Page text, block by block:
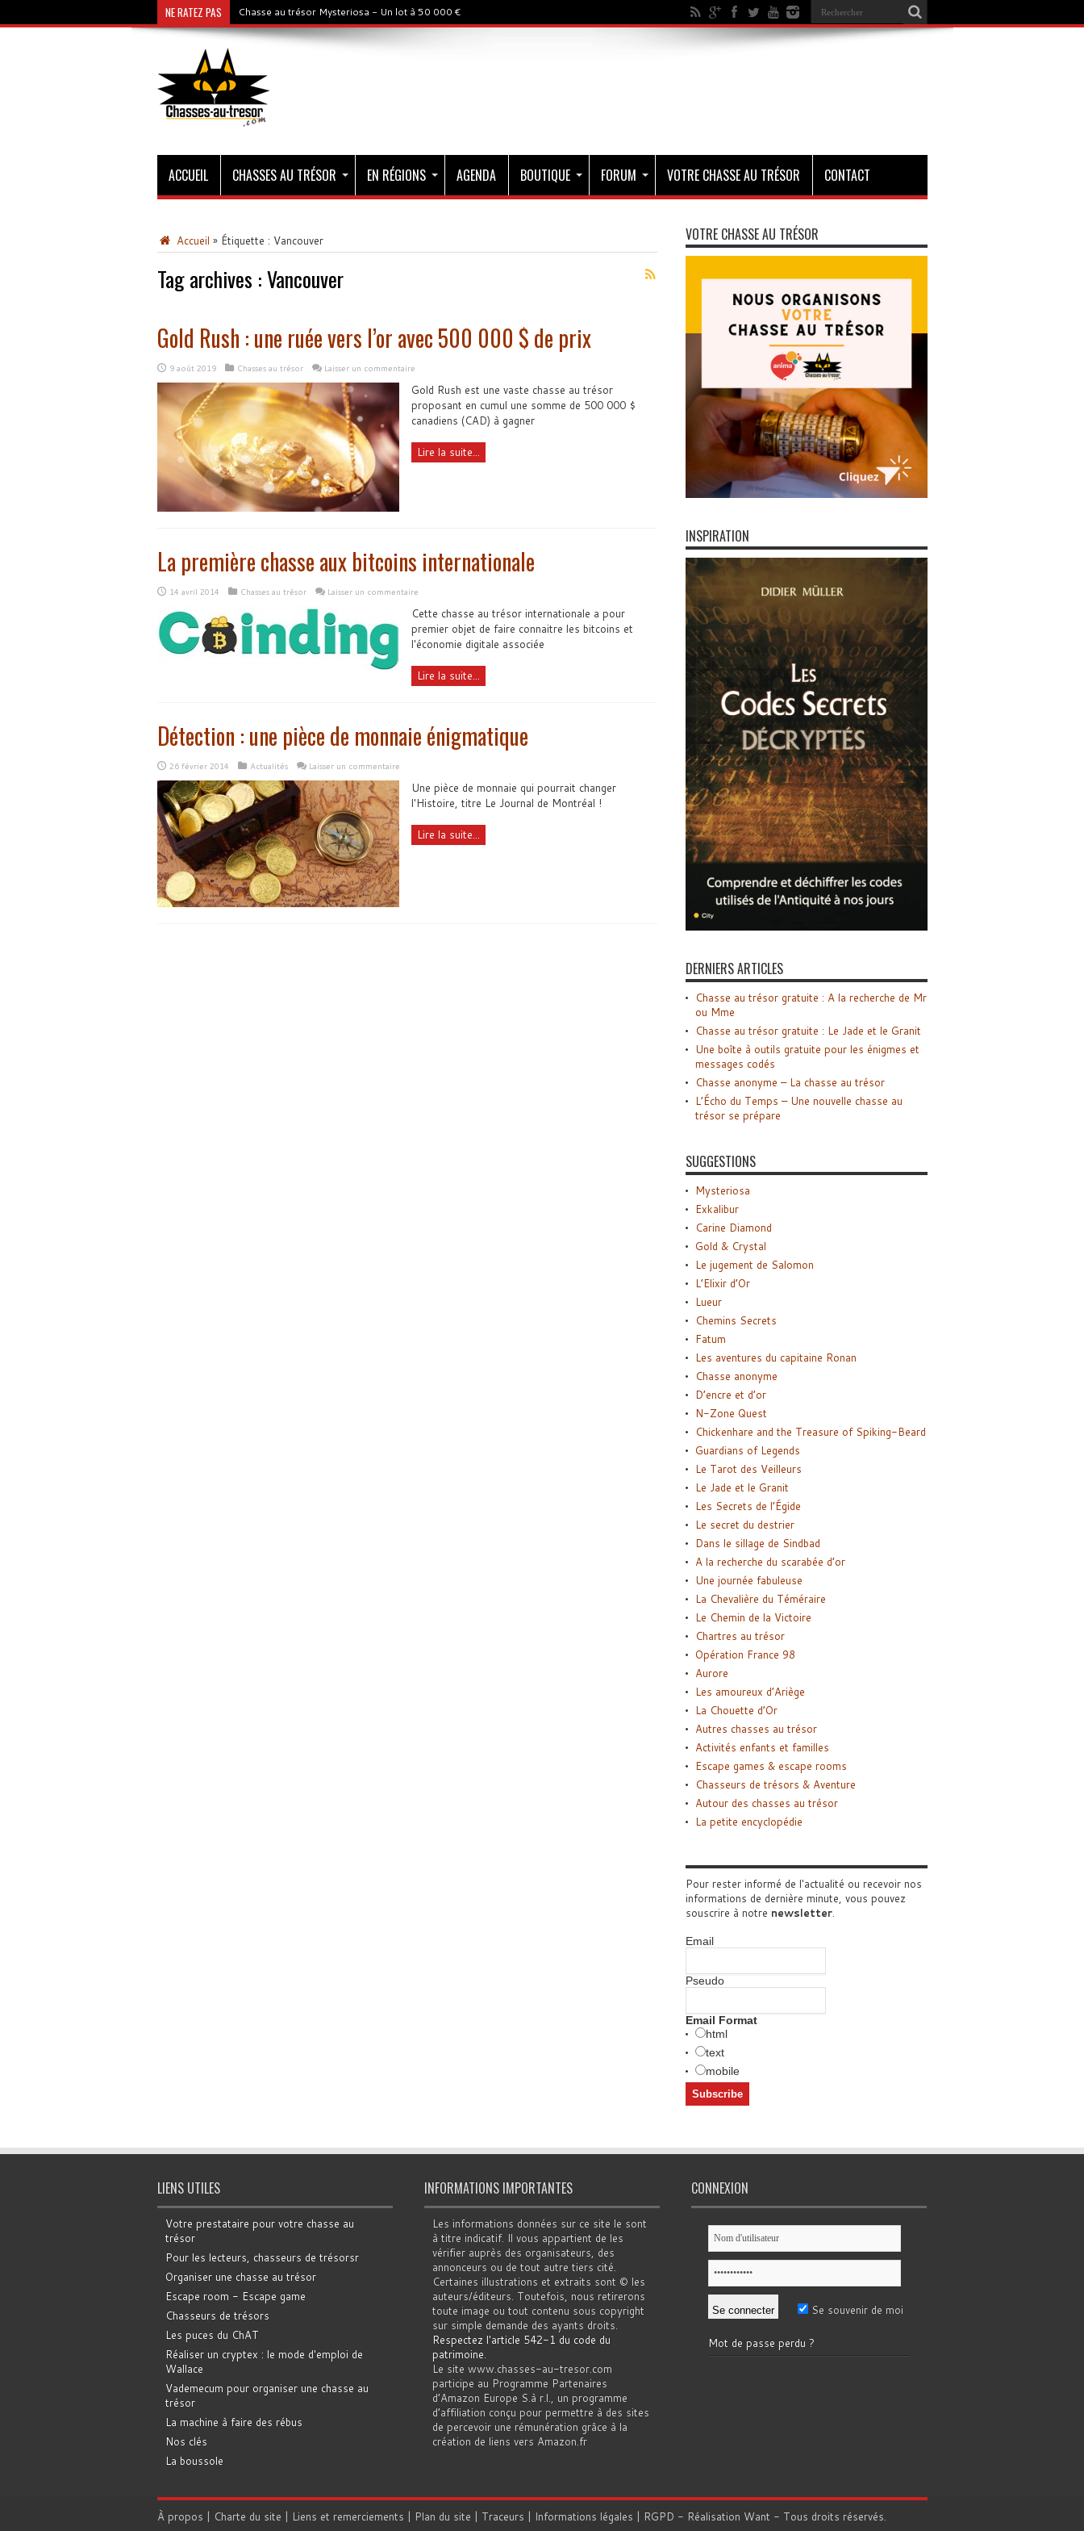
NE RATEZ PAS Chasse au trésor Mysteriosa - Un lot à 50 000 €
ACCUEIL CHASSES AU TRÉSOR EN RÉGIONS AGENDA BOUTIQUE FORUM VOTRE CHASSE AU TRÉSOR CONTACT
Accueil » Étiquette : Vancouver
Tag archives :Vancouver
Gold Rush : une ruée vers l’or avec 500 000 $ de prix
9 août 2019 Chasses au trésor Laisser un commentaire
Gold Rush est une vaste chasse au trésor
proposant en cumul une somme de 500 000 $
canadiens (CAD) à gagner
Lire la suite...
La première chasse aux bitcoins internationale
14 avril 2014 Chasses au trésor Laisser un commentaire
Cette chasse au trésor internationale a pour
premier objet de faire connaitre les bitcoins et
l'économie digitale associée
Lire la suite...
Détection : une pièce de monnaie énigmatique
26 février 2014 Actualités Laisser un commentaire
Une pièce de monnaie qui pourrait changer
l'Histoire, titre Le Journal de Montréal !
Lire la suite...
VOTRE CHASSE AU TRÉSOR
INSPIRATION
DERNIERS ARTICLES
Chasse au trésor gratuite : A la recherche de Mr
ou Mme
Chasse au trésor gratuite : Le Jade et le Granit
Une boîte à outils gratuite pour les énigmes et
messages codés
Chasse anonyme – La chasse au trésor
L’Écho du Temps – Une nouvelle chasse au
trésor se prépare
SUGGESTIONS
Mysteriosa
Exkalibur
Carine Diamond
Gold & Crystal
Le jugement de Salomon
L’Elixir d’Or
Lueur
Chemins Secrets
Fatum
Les aventures du capitaine Ronan
Chasse anonyme
D’encre et d’or
N-Zone Quest
Chickenhare and the Treasure of Spiking-Beard
Guardians of Legends
Le Tarot des Veilleurs
Le Jade et le Granit
Les Secrets de l’Égide
Le secret du destrier
Dans le sillage de Sindbad
A la recherche du scarabée d’or
Une journée fabuleuse
La Chevalière du Téméraire
Le Chemin de la Victoire
Chartres au trésor
Opération France 98
Aurore
Les amoureux d’Ariège
La Chouette d’Or
Autres chasses au trésor
Activités enfants et familles
Escape games & escape rooms
Chasseurs de trésors & Aventure
Autour des chasses au trésor
La petite encyclopédie
Pour rester informé de l'actualité ou recevoir nos
informations de dernière minute, vous pouvez
souscrire à notre newsletter.
Email
Pseudo
Email Format
html
text
mobile
LIENS UTILES
Votre prestataire pour votre chasse au
trésor
Pour les lecteurs, chasseurs de trésorsr
Organiser une chasse au trésor
Escape room - Escape game
Chasseurs de trésors
Les puces du ChAT
Réaliser un cryptex : le mode d'emploi de
Wallace
Vademecum pour organiser une chasse au
trésor
La machine à faire des rébus
Nos clés
La boussole
INFORMATIONS IMPORTANTES
Les informations données sur ce site le sont
à titre indicatif. Il vous appartient de les
vérifier auprès des organisateurs, des
annonceurs ou de tout autre tiers cité.
Certaines illustrations et extraits sont © les
auteurs/éditeurs. Toutefois, nous retirerons
toute image ou tout contenu sous copyright
sur simple demande des ayants droits.
Respectez l'article 542-1 du code du
patrimoine
Le site www.chasses-au-tresor.com
participe au Programme Partenaires
d’Amazon Europe S.à r.l., un programme
d’affiliation conçu pour permettre à des sites
de percevoir une rémunération grâce à la
création de liens vers Amazon.fr
CONNEXION
Se souvenir de moi
Mot de passe perdu ?
À propos | Charte du site | Liens et remerciements | Plan du site | Traceurs | Informations légales | RGPD - Réalisation Want - Tous droits réservés.